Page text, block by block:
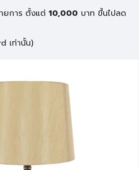
ยการ ตั้งแต่ 10,000 บาท ขึ้นไปลด
เท่านั้น)